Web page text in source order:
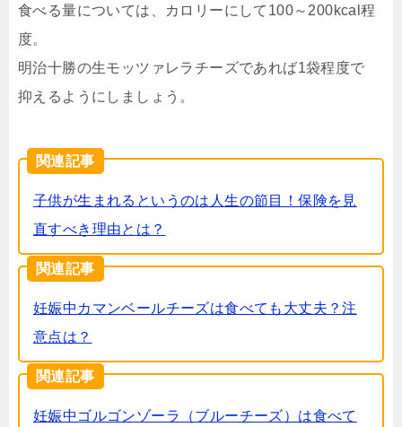
食べる量については、カロリーにして100～200kcal程
度。
明治十勝の生モッツァレラチーズであれば1袋程度で
抑えるようにしましょう。
関連記事
子供が生まれるというのは人生の節目！保険を見
直すべき理由とは？
関連記事
妊娠中カマンベールチーズは食べても大丈夫？注
意点は？
関連記事
妊娠中ゴルゴンゾーラ（ブルーチーズ）は食べて